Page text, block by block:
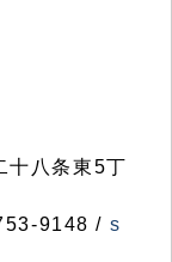
八条東5丁
9148 / s